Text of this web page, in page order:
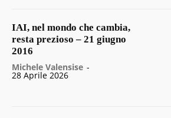
IAI, nel mondo che cambia,
resta prezioso – 21 giugno
2016
Michele Valensise -
28 Aprile 2026